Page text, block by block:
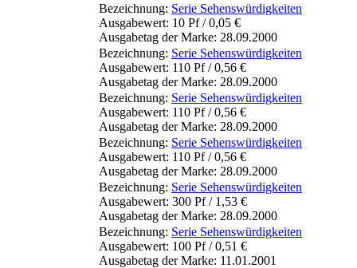
Bezeichnung: Serie Sehenswürdigkeiten
Ausgabewert: 10 Pf / 0,05 €
Ausgabetag der Marke: 28.09.2000
Bezeichnung: Serie Sehenswürdigkeiten
Ausgabewert: 110 Pf / 0,56 €
Ausgabetag der Marke: 28.09.2000
Bezeichnung: Serie Sehenswürdigkeiten
Ausgabewert: 110 Pf / 0,56 €
Ausgabetag der Marke: 28.09.2000
Bezeichnung: Serie Sehenswürdigkeiten
Ausgabewert: 110 Pf / 0,56 €
Ausgabetag der Marke: 28.09.2000
Bezeichnung: Serie Sehenswürdigkeiten
Ausgabewert: 300 Pf / 1,53 €
Ausgabetag der Marke: 28.09.2000
Bezeichnung: Serie Sehenswürdigkeiten
Ausgabewert: 100 Pf / 0,51 €
Ausgabetag der Marke: 11.01.2001